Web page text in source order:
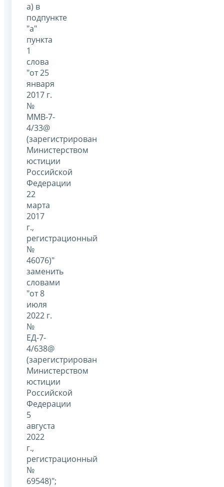
а) в
подпункте
"а"
пункта
1
слова
"от 25
января
2017 г.
№
ММВ-7-
4/33@
(зарегистрирован
Министерством
юстиции
Российской
Федерации
22
марта
2017
г.,
регистрационный
№
46076)"
заменить
словами
"от 8
июля
2022 г.
№
ЕД-7-
4/638@
(зарегистрирован
Министерством
юстиции
Российской
Федерации
5
августа
2022
г.,
регистрационный
№
69548)";